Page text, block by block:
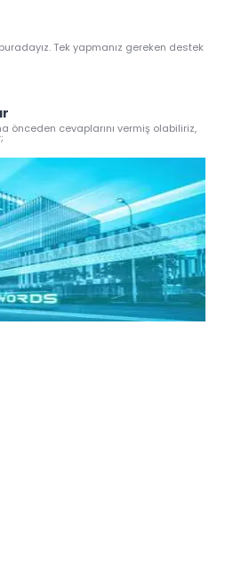
Tek yapmanız gereken destek
önceden cevaplarını vermiş olabiliriz,